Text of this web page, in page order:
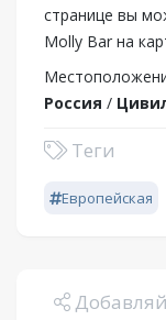
странице вы
Molly Bar на
Россия /
Теги
Европейская